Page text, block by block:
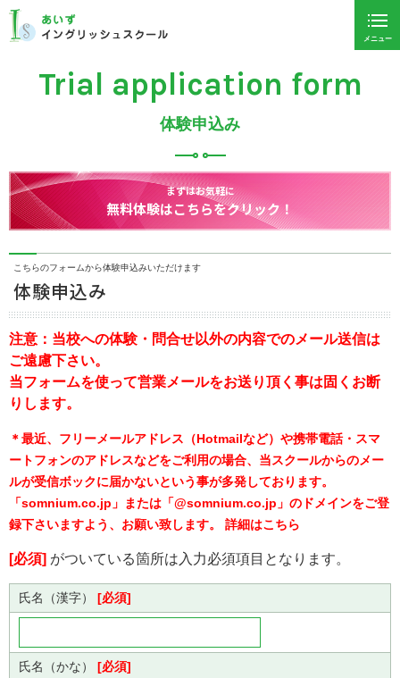
メニュー
Trial application form
体験申込み
まずはお気軽に
無料体験はこちらをクリック！
こちらのフォームから体験申込みいただけます
体験申込み
注意：当校への体験・問合せ以外の内容でのメール送信は
ご遠慮下さい。
当フォームを使って営業メールをお送り頂く事は固くお断
りします。
＊最近、フリーメールアドレス（Hotmailなど）や携帯電話・スマ
ートフォンのアドレスなどをご利用の場合、当スクールからのメー
ルが受信ボックに届かないという事が多発しております。
「somnium.co.jp」または「@somnium.co.jp」のドメインをご登
録下さいますよう、お願い致します。 詳細はこちら
[必須] がついている箇所は入力必須項目となります。
氏名（漢字） [必須]
氏名（かな） [必須]